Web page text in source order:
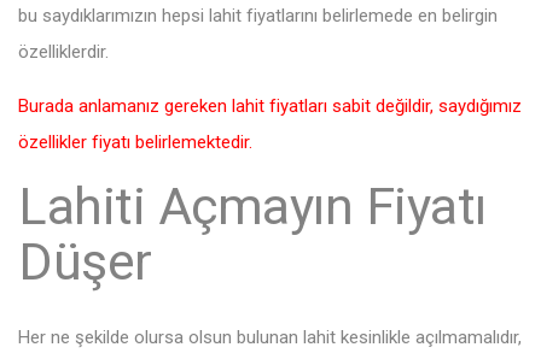
bu saydıklarımızın hepsi lahit fiyatlarını belirlemede en belirgin
özelliklerdir.
Burada anlamanız gereken lahit fiyatları sabit değildir, saydığımız
özellikler fiyatı belirlemektedir.
Lahiti Açmayın Fiyatı
Düşer
Her ne şekilde olursa olsun bulunan lahit kesinlikle açılmamalıdır,